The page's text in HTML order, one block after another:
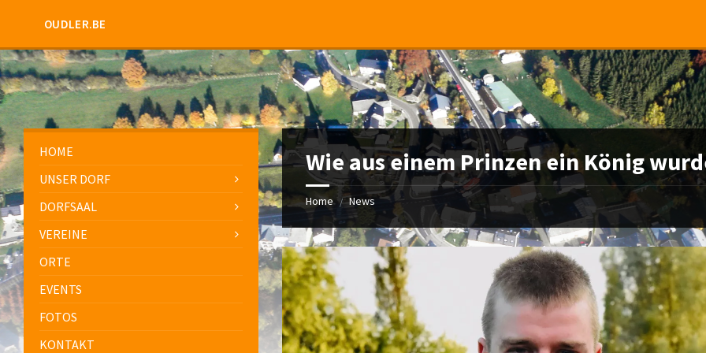
OUDLER.BE
Wie aus einem Prinzen ein König
Home / News
HOME
UNSER DORF
DORFSAAL
VEREINE
ORTE
EVENTS
FOTOS
KONTAKT